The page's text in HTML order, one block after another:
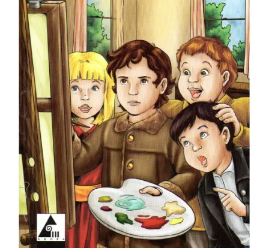
Minte Corp
New Illuminati Files
Numerologie
Paranormal
Parapsihologie
Ramtha
Audiobook
ReConnect
Religie
Crestinism
ScienceConnection
SelfConnect
SelfHealing
Vindecare Spirituala